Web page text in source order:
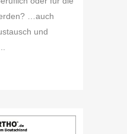
…auch
und